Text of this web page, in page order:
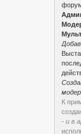
К
- и в